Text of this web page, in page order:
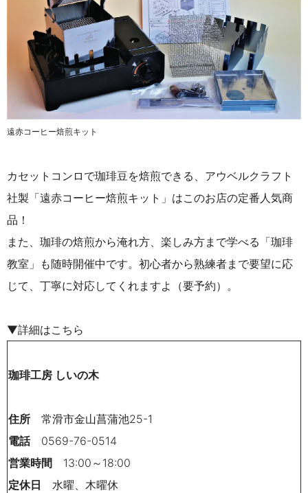
遠赤コーヒー焙煎キット
カセットコンロで珈琲豆を焙煎できる、アウベルクラフト
社製「遠赤コーヒー焙煎キット」はこのお店の定番人気商
品！
また、珈琲の焙煎から淹れ方、楽しみ方まで学べる「珈琲
教室」も随時開催中です。初心者から熟練者まで要望に応
じて、丁寧に対応してくれますよ（要予約）。
▼詳細はこちら
珈琲工房 しいの木
住所 常滑市金山菖蒲池25-1
電話0569-76-0514
営業時間 13:00～18:00
定休日 水曜、木曜休